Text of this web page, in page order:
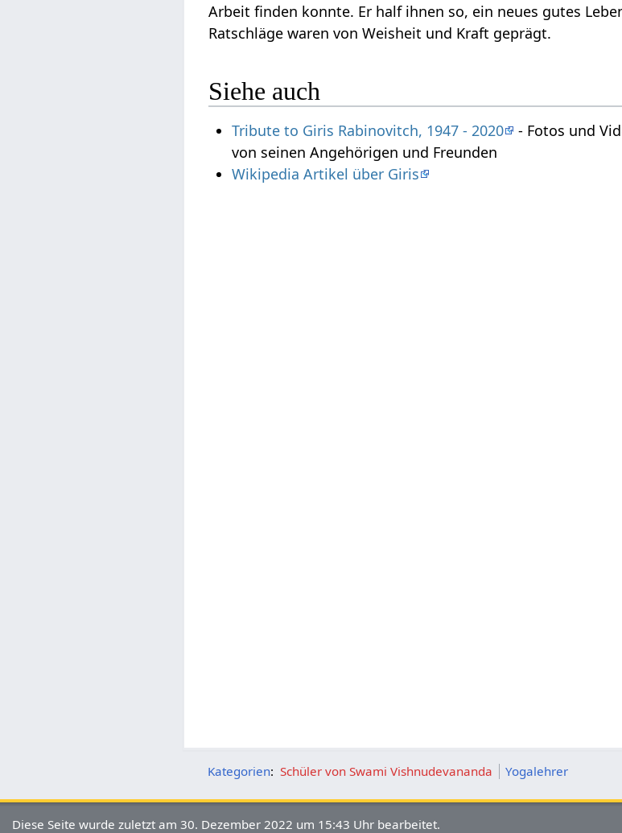
Arbeit finden konnte. Er half ihnen so, ein neues gutes
Ratschläge waren von Weisheit und Kraft geprägt.
Siehe auch
Tribute to Giris Rabinovitch, 1947 - 2020
- Fotos und
von seinen Angehörigen und Freunden
Wikipedia Artikel über Giris
Kategorien: Schüler von Swami Vishnudevananda Yogalehrer
Diese Seite wurde zuletzt am 30. Dezember 2022 um 15:43 Uhr bearbeitet.